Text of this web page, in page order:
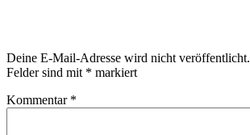
Deine E-Mail-Adresse wird nicht veröffentlicht.
Felder sind mit * markiert
Kommentar *